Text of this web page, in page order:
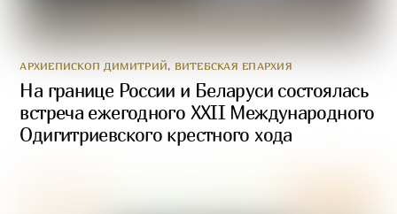
АРХИЕПИСКОП ДИМИТРИЙ, ВИТЕБСКАЯ ЕПАРХИЯ
На границе России и Беларуси состоялась
встреча ежегодного XXII Международного
Одигитриевского крестного хода